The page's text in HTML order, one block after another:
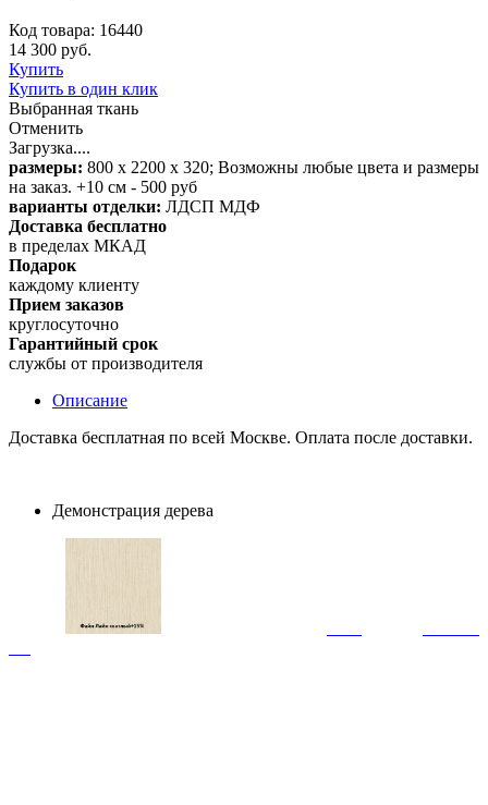
Код товара: 16440
14 300 руб.
Купить
Купить в один клик
Выбранная ткань
Отменить
Загрузка....
размеры: 800 х 2200 х 320; Возможны любые цвета и размеры
на заказ. +10 см - 500 руб
варианты отделки: ЛДСП МДФ
Доставка бесплатно
в пределах МКАД
Подарок
каждому клиенту
Прием заказов
круглосуточно
Гарантийный срок
службы от производителя
Описание
Доставка бесплатная по всей Москве. Оплата после доставки.
Демонстрация дерева